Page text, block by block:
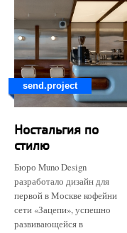
send.project
Ностальгия по
стилю
Бюро Muno Design
разработало дизайн для
первой в Москве кофейни
сети «Зацепи», успешно
развивающейся в